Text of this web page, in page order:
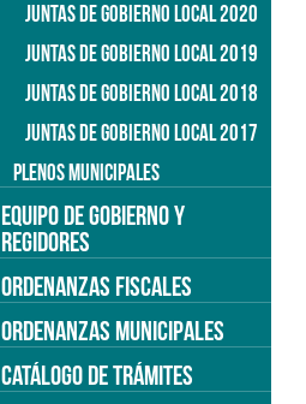
JUNTAS DE GOBIERNO LOCAL 2020
JUNTAS DE GOBIERNO LOCAL 2019
JUNTAS DE GOBIERNO LOCAL 2018
JUNTAS DE GOBIERNO LOCAL 2017
PLENOS MUNICIPALES
EQUIPO DE GOBIERNO Y
REGIDORES
ORDENANZAS FISCALES
ORDENANZAS MUNICIPALES
CATÁLOGO DE TRÁMITES